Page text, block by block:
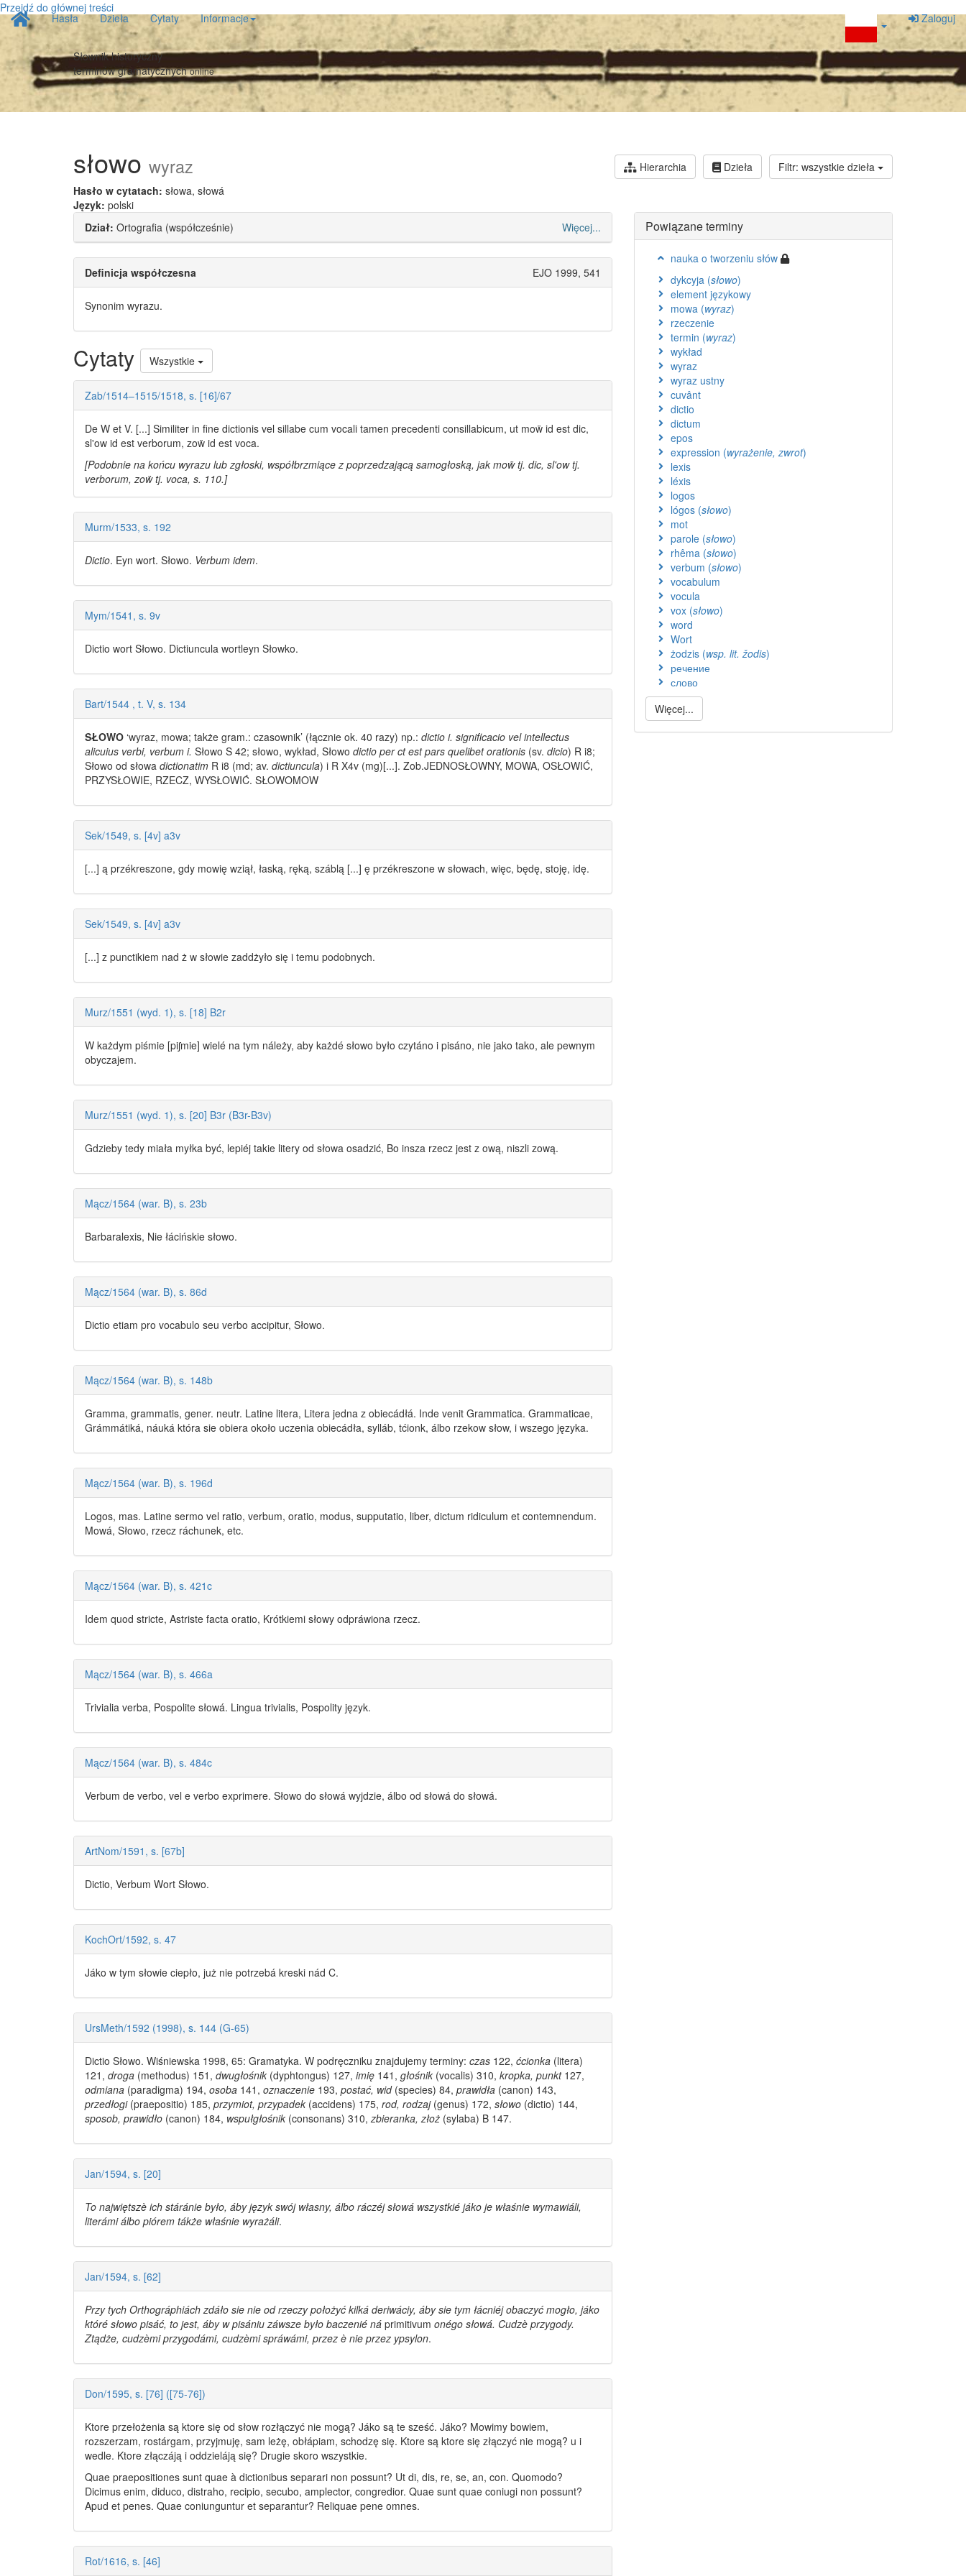
Przejdź do głównej treści
Strona
główna
Hasła Dzieła Cytaty Informacje Zaloguj
Słownik historyczny
terminów gramatycznychonline
słowo wyraz Hierarchia Dzieła
Filtr: wszystkie dzieła
Hasło w cytatach: słowa, słowá
Język: polski
Dział: Ortografia (współcześnie) Więcej...
EJO 1999, 541
Definicja współczesna
Synonim wyrazu.
Cytaty Wszystkie
Zab/1514–1515/1518, s. [16]/67
De W et V. [...] Similiter in fine dictionis vel sillabe cum vocali tamen precedenti consillabicum, ut moẅ id est dic,
sl'ow id est verborum, zoẅ id est voca.
[Podobnie na końcu wyrazu lub zgłoski, współbrzmiące z poprzedzającą samogłoską, jak moẅ tj. dic, sl'ow tj.
verborum, zoẅ tj. voca, s. 110.]
Murm/1533, s. 192
Dictio. Eyn wort. Słowo. Verbum idem.
Mym/1541, s. 9v
Dictio wort Słowo. Dictiuncula wortleyn Słowko.
Bart/1544 , t. V, s. 134
SŁOWO ‘wyraz, mowa; także gram.: czasownik’ (łącznie ok. 40 razy) np.: dictio i. significacio vel intellectus
alicuius verbi, verbum i. Słowo S 42; słowo, wykład, Słowo dictio per ct est pars quelibet orationis (sv. dicio) R i8;
Słowo od słowa dictionatim R i8 (md; av. dictiuncula) i R X4v (mg)[...]. Zob.JEDNOSŁOWNY, MOWA, OSŁOWIĆ,
PRZYSŁOWIE, RZECZ, WYSŁOWIĆ. SŁOWOMOW
Sek/1549, s. [4v] a3v
[...] ą przékreszone, gdy mowię wziął, łaską, ręką, száblą [...] ę przékreszone w słowach, więc, będę, stoję, idę.
Sek/1549, s. [4v] a3v
[...] z punctikiem nad ż w słowie zaddżyło się i temu podobnych.
Murz/1551 (wyd. 1), s. [18] B2r
W każdym piśmie [piʃmie] wielé na tym náleży, aby każdé słowo było czytáno i pisáno, nie jako tako, ale pewnym
obyczajem.
Murz/1551 (wyd. 1), s. [20] B3r (B3r-B3v)
Gdzieby tedy miała myłka być, lepiéj takie litery od słowa osadzić, Bo insza rzecz jest z ową, niszli zową.
Mącz/1564 (war. B), s. 23b
Barbaralexis, Nie łácińskie słowo.
Mącz/1564 (war. B), s. 86d
Dictio etiam pro vocabulo seu verbo accipitur, Słowo.
Mącz/1564 (war. B), s. 148b
Gramma, grammatis, gener. neutr. Latine litera, Litera jedna z obiecádłá. Inde venit Grammatica. Grammaticae,
Grámmátiká, náuká która sie obiera około uczenia obiecádła, sylláb, tćionk, álbo rzekow słow, i wszego języka.
Mącz/1564 (war. B), s. 196d
Logos, mas. Latine sermo vel ratio, verbum, oratio, modus, supputatio, liber, dictum ridiculum et contemnendum.
Mowá, Słowo, rzecz ráchunek, etc.
Mącz/1564 (war. B), s. 421c
Idem quod stricte, Astriste facta oratio, Krótkiemi słowy odpráwiona rzecz.
Mącz/1564 (war. B), s. 466a
Trivialia verba, Pospolite słowá. Lingua trivialis, Pospolity język.
Mącz/1564 (war. B), s. 484c
Verbum de verbo, vel e verbo exprimere. Słowo do słowá wyjdzie, álbo od słowá do słowá.
ArtNom/1591, s. [67b]
Dictio, Verbum Wort Słowo.
KochOrt/1592, s. 47
Jáko w tym słowie ciepło, już nie potrzebá kreski nád C.
UrsMeth/1592 (1998), s. 144 (G-65)
Dictio Słowo. Wiśniewska 1998, 65: Gramatyka. W podręczniku znajdujemy terminy: czas 122, ćcionka (litera)
121, droga (methodus) 151, dwugłośnik (dyphtongus) 127, imię 141, głośnik (vocalis) 310, kropka, punkt127,
odmiana (paradigma) 194, osoba 141, oznaczenie 193, postać, wid(species) 84, prawidła (canon) 143,
przedłogi(praepositio) 185, przymiot, przypadek (accidens) 175, rod, rodzaj(genus) 172, słowo (dictio) 144,
sposob, prawidło (canon) 184, wspułgłośnik (consonans) 310,zbieranka, złoż (sylaba) B 147.
Jan/1594, s. [20]
To najwiętszè ich stáránie było, áby język swój własny, álbo ráczéjsłowá wszystkié jáko je właśnie wymawiáli,
literámi álbo piórem tákże właśnie wyrażáli.
Jan/1594, s. [62]
Przy tych Orthográphiách zdáło sie nie od rzeczy położyć kilká deriwáciy, áby sie tym łácniéj obaczyć mogło, jáko
któré słowo pisáć, to jest, áby w pisániu záwsze było baczenié ná primitivum onégo słowá. Cudzè przygody.
Ztądże, cudzèmi przygodámi, cudzèmi spráwámi, przez è nie przez ypsylon.
Don/1595, s. [76] ([75-76])
Ktore przełożenia są ktore się od słow rozłączyć nie mogą? Jáko są te sześć. Jáko? Mowimy bowiem,
rozszerzam, rostárgam, przyjmuję, sam leżę, obłápiam, schodzę się. Ktore są ktore się złączyć nie mogą? u i
wedle. Ktore złączáją i oddzieláją się? Drugie skoro wszystkie.
Quae praepositiones sunt quae à dictionibus separari non possunt? Ut di, dis, re, se, an, con. Quomodo?
Dicimus enim, diduco, distraho, recipio, secubo, amplector, congredior. Quae sunt quae coniugi non possunt?
Apud et penes. Quae coniunguntur et separantur? Reliquae pene omnes.
Rot/1616, s. [46]
Powiązane terminy
nauka o tworzeniu słów
dykcyja (słowo)
element językowy
mowa (wyraz)
rzeczenie
termin (wyraz)
wykład
wyraz
wyraz ustny
cuvânt
dictio
dictum
epos
expression (wyrażenie, zwrot)
lexis
léxis
logos
lógos (słowo)
mot
parole (słowo)
rhêma (słowo)
verbum (słowo)
vocabulum
vocula
vox (słowo)
word
Wort
żodzis (wsp. lit. žodis)
речение
слово
Więcej...